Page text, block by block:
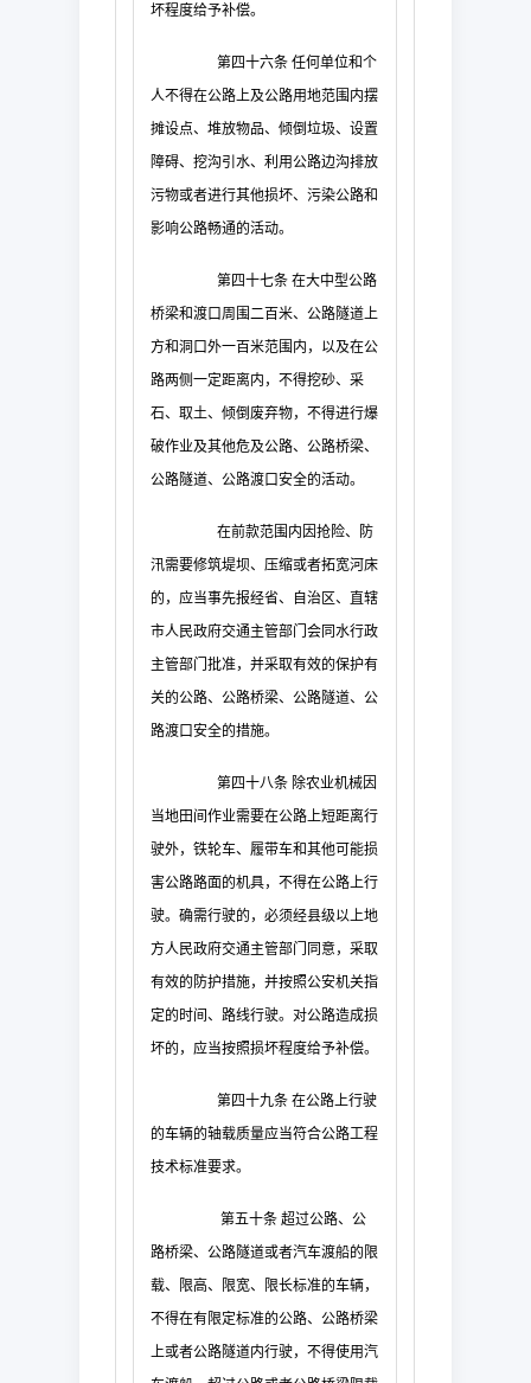
坏程度给予补偿。
第四十六条 任何单位和个
人不得在公路上及公路用地范围内摆
摊设点、堆放物品、倾倒垃圾、设置
障碍、挖沟引水、利用公路边沟排放
污物或者进行其他损坏、污染公路和
影响公路畅通的活动。
第四十七条 在大中型公路
桥梁和渡口周围二百米、公路隧道上
方和洞口外一百米范围内，以及在公
路两侧一定距离内，不得挖砂、采
石、取土、倾倒废弃物，不得进行爆
破作业及其他危及公路、公路桥梁、
公路隧道、公路渡口安全的活动。
在前款范围内因抢险、防
汛需要修筑堤坝、压缩或者拓宽河床
的，应当事先报经省、自治区、直辖
市人民政府交通主管部门会同水行政
主管部门批准，并采取有效的保护有
关的公路、公路桥梁、公路隧道、公
路渡口安全的措施。
第四十八条 除农业机械因
当地田间作业需要在公路上短距离行
驶外，铁轮车、履带车和其他可能损
害公路路面的机具，不得在公路上行
驶。确需行驶的，必须经县级以上地
方人民政府交通主管部门同意，采取
有效的防护措施，并按照公安机关指
定的时间、路线行驶。对公路造成损
坏的，应当按照损坏程度给予补偿。
第四十九条 在公路上行驶
的车辆的轴载质量应当符合公路工程
技术标准要求。
第五十条 超过公路、公
路桥梁、公路隧道或者汽车渡船的限
载、限高、限宽、限长标准的车辆，
不得在有限定标准的公路、公路桥梁
上或者公路隧道内行驶，不得使用汽